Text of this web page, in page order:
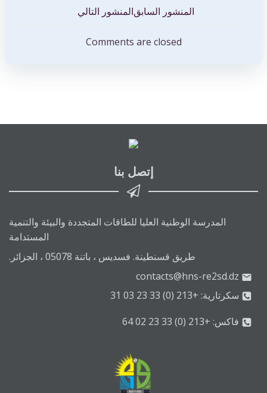
المقالات
المنشور السابقتصفّح
المقالات
المنشور التالي
Comments are closed
إتصل بنا
المدرسة الوطنية العليا للطاقات المتجددة والبيئة والتنمية
المستدامة
طريق قسنطينة. فسديس ، باتنة 05078 ، الجزائر.
contacts@hns-re2sd.dz
سكرتارية: +213 (0) 33 23 03 31
فاكس: +213 (0) 33 23 02 64